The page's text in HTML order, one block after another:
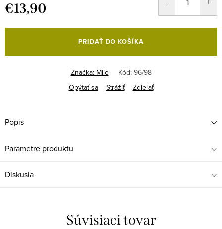
€13,90
cena:
PRIDAŤ DO KOŠÍKA
Značka: Mile Kód: 96/98
Opýtať sa
Strážiť Zdieľať
Popis
Parametre produktu
Diskusia
Súvisiaci tovar